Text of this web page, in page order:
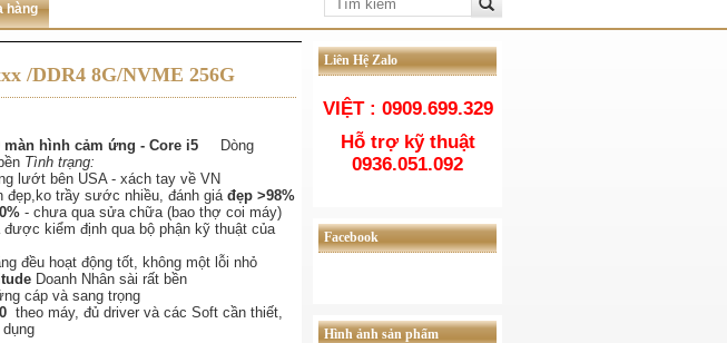
hàng
/DDR4 8G/NVME 256G
màn hình cảm ứng - Core i5
Dòng
Tình trạng:
lướt bên USA - xách tay về VN
đẹp,ko trầy sước nhiều, đánh giá đẹp >98%
- chưa qua sửa chữa (bao thợ coi máy)
kiểm định qua bộ phận kỹ thuật của
đều hoạt động tốt, không một lỗi nhỏ
Doanh Nhân sài rất bền
cáp và sang trọng
theo máy, đủ driver và các Soft cần thiết,
Liên Hệ Zalo
VIỆT : 0909.699.329
Hỗ trợ kỹ thuật
0936.051.092
Facebook
Hình ảnh sản phẩm